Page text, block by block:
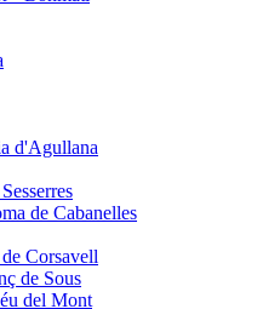
d'Agullana
de Cabanelles
Corsavell
de Sous
del Mont